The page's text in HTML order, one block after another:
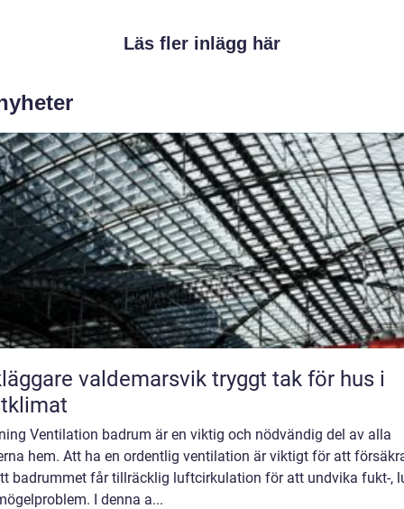
Läs fler inlägg här
valdemarsvik tryggt tak för hus i
Ventilation badrum är en viktig och nödvändig del av alla
hem. Att ha en ordentlig ventilation är viktigt för att
badrummet får tillräcklig luftcirkulation för att undvika fukt-,
I denna a...